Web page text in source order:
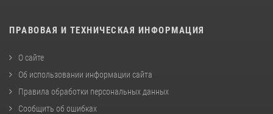
ПРАВОВАЯ И ТЕХНИЧЕСКАЯ ИНФОРМАЦИЯ
О сайте
Об использовании информации сайта
Правила обработки персональных данных
Сообщить об ошибках